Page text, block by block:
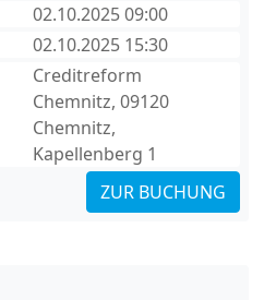
02.10.2025 09:00
02.10.2025 15:30
Creditreform
Chemnitz, 09120
Chemnitz,
Kapellenberg 1
ZUR BUCHUNG